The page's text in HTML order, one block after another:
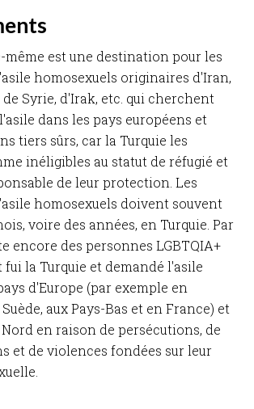
même est une destination pour les
homosexuels originaires d'Iran,
Syrie, d'Irak, etc. qui cherchent
dans les pays européens et
tiers sûrs, car la Turquie les
inéligibles au statut de réfugié et
de leur protection. Les
homosexuels doivent souvent
voire des années, en Turquie. Par
encore des personnes LGBTQIA+
fui la Turquie et demandé l'asile
d'Europe (par exemple en
aux Pays-Bas et en France) et
en raison de persécutions, de
et de violences fondées sur leur